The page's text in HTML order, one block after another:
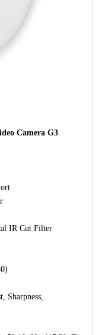
Camera G3
IR Cut Filter
Sharpness,